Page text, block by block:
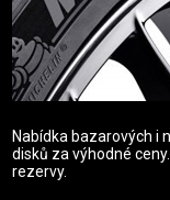
Nabídka bazarových i
disků za výhodné
rezervy.